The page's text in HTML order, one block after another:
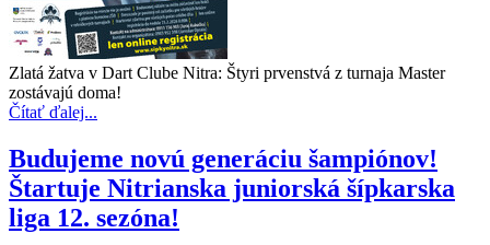
Zlatá žatva v Dart Clube Nitra: Štyri prvenstvá z turnaja Master
zostávajú doma!
Čítať ďalej...
Budujeme novú generáciu šampiónov!
Štartuje Nitrianska juniorská šípkarska
liga 12. sezóna!